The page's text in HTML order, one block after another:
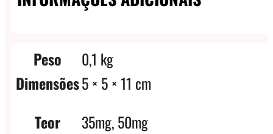
Peso
0,1 kg
Dimensões5 × 5 × 11 cm
Teor
35mg, 50mg